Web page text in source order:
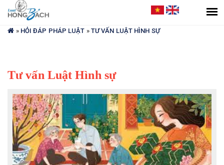
Bạn
đang
» HỎI ĐÁP PHÁP LUẬT » TƯ VẤN LUẬT HÌNH SỰ
Tư vấn Luật Hình sự